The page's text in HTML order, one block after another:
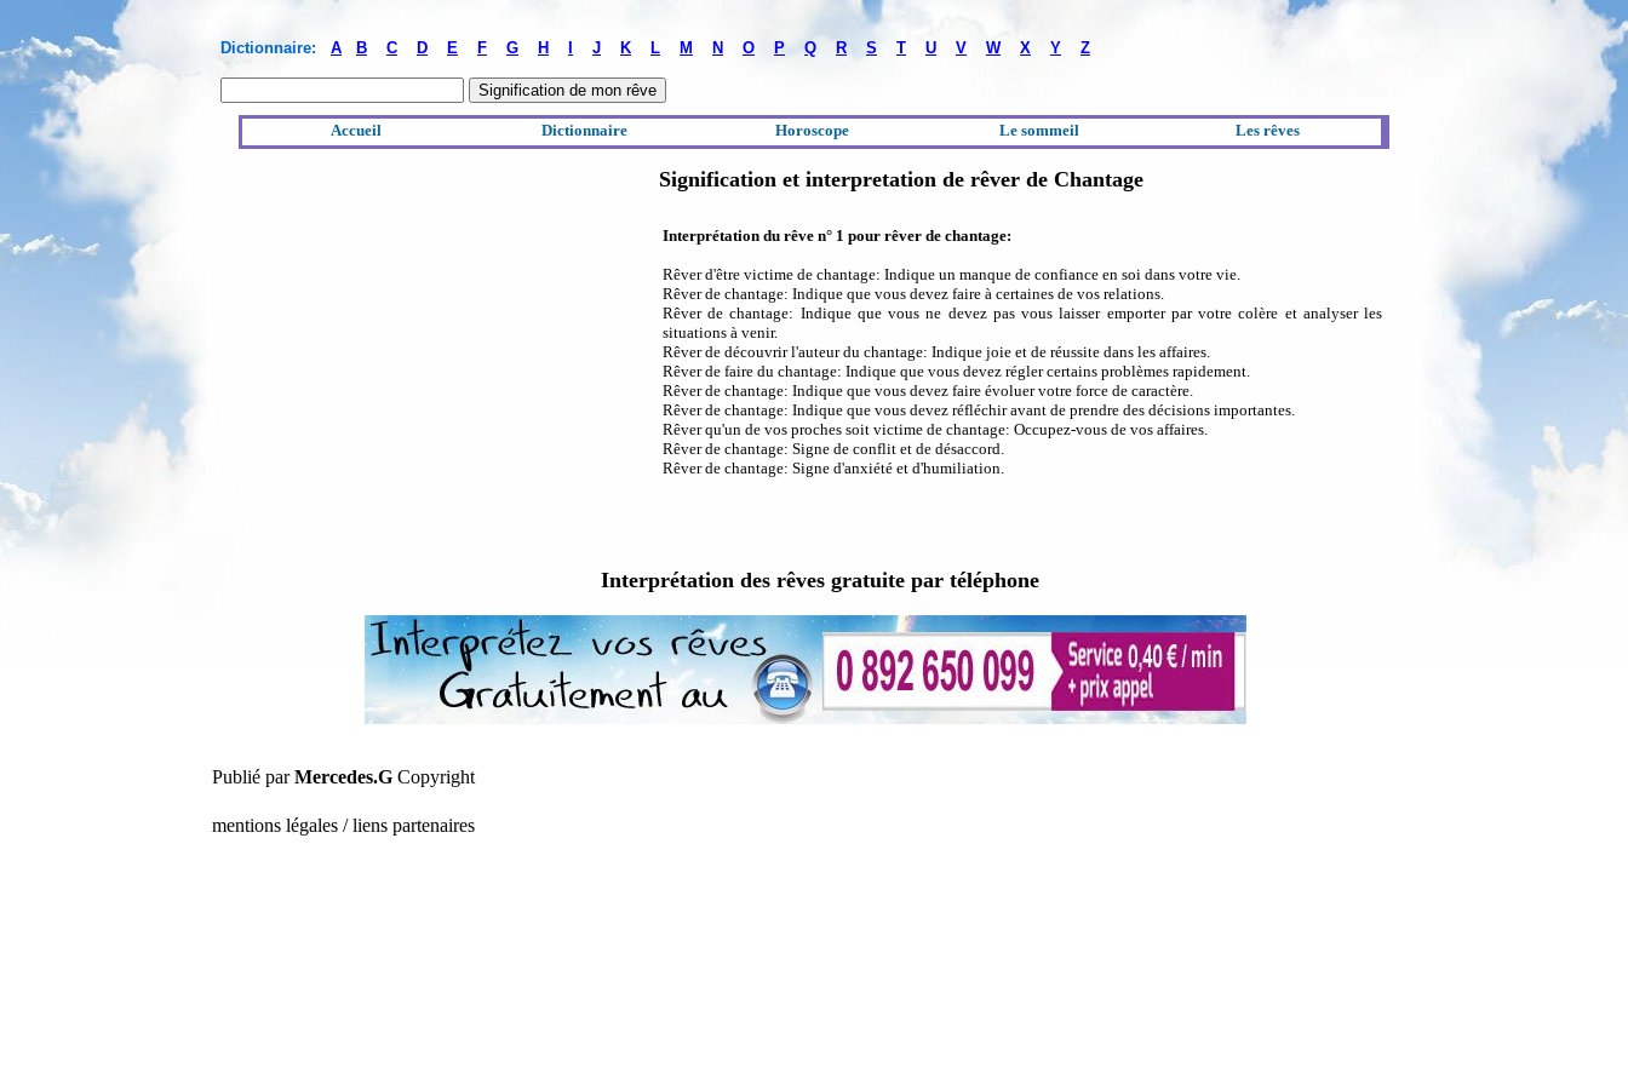
Dictionnaire: A B C D E F G H J K L M N O P Q R S T U V W X Y Z
Accueil Dictionnaire Horoscope Le sommeil Les rêves
Signification et interpretation de rêver de Chantage
Interprétation du rêve n° 1 pour rêver de chantage:
Rêver d'être victime de chantage: Indique un manque de confiance en soi dans votre vie.
Rêver de chantage: Indique que vous devez faire à certaines de vos relations.
Rêver de chantage: Indique que vous ne devez pas vous laisser emporter par votre colère et analyser les
situations à venir.
Rêver de découvrir l'auteur du chantage: Indique joie et de réussite dans les affaires.
Rêver de faire du chantage: Indique que vous devez régler certains problèmes rapidement.
Rêver de chantage: Indique que vous devez faire évoluer votre force de caractère.
Rêver de chantage: Indique que vous devez réfléchir avant de prendre des décisions importantes.
Rêver qu'un de vos proches soit victime de chantage: Occupez-vous de vos affaires.
Rêver de chantage: Signe de conflit et de désaccord.
Rêver de chantage: Signe d'anxiété et d'humiliation.
Interprétation des rêves gratuite par téléphone
Publié parMercedes.G Copyright
mentions légales / liens partenaires